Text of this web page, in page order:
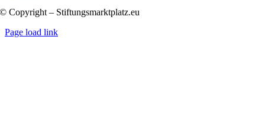
© Copyright – Stiftungsmarktplatz.eu
Page load link